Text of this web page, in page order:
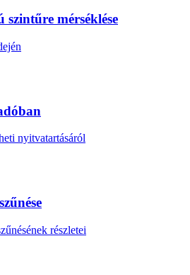
mérséklése
nyitvatartásáról
részletei